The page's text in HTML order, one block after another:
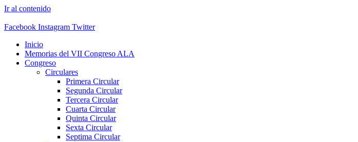
Ir al contenido
Facebook Instagram Twitter
Inicio
Memorias del VII Congreso ALA
Congreso
Circulares
Primera Circular
Segunda Circular
Tercera Circular
Cuarta Circular
Quinta Circular
Sexta Circular
Septima Circular